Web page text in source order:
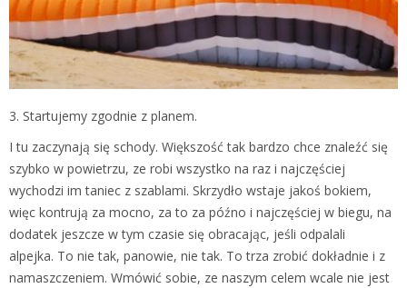
3. Startujemy zgodnie z planem.
I tu zaczynają się schody. Większość tak bardzo chce znaleźć się
szybko w powietrzu, ze robi wszystko na raz i najczęściej
wychodzi im taniec z szablami. Skrzydło wstaje jakoś bokiem,
więc kontrują za mocno, za to za późno i najczęściej w biegu, na
dodatek jeszcze w tym czasie się obracając, jeśli odpalali
alpejka. To nie tak, panowie, nie tak. To trza zrobić dokładnie i z
namaszczeniem. Wmówić sobie, ze naszym celem wcale nie jest